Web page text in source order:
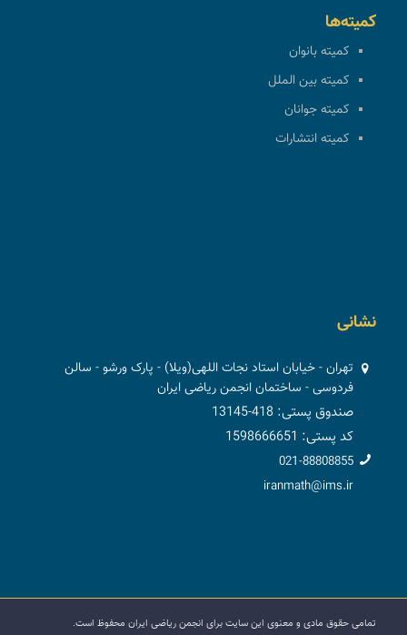
کمیته‌ها
کمیته بانوان
کمیته بین الملل
کمیته جوانان
کمیته انتشارات
نشانی
تهران - خیابان استاد نجات اللهی(ویلا) - پارک ورشو - سالن
فردوسی - ساختمان انجمن ریاضی ایران
صندوق پستی: 418-13145
کد پستی: 1598666651
021-88808855
iranmath@ims.ir
تمامی حقوق مادی و معنوی این سایت برای انجمن ریاضی ایران محفوظ است.